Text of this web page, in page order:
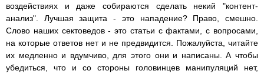
воздействиях и даже собираются сделать некий "контент-
анализ". Лучшая защита - это нападение? Право, смешно.
Слово наших сектоведов - это статьи с фактами, с вопросами,
на которые ответов нет и не предвидится. Пожалуйста, читайте
их медленно и вдумчиво, для этого они и написаны. А чтобы
убедиться, что и со стороны головинцев манипуляций нет,